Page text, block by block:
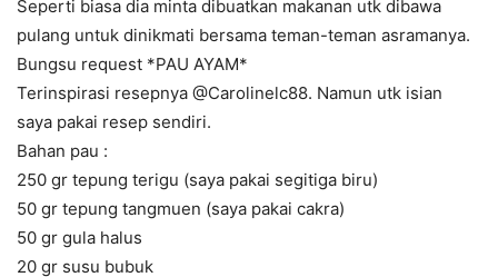
Seperti biasa dia minta dibuatkan makanan utk dibawa
pulang untuk dinikmati bersama teman-teman asramanya.
Bungsu request *PAU AYAM*
Terinspirasi resepnya @Carolinelc88. Namun utk isian
saya pakai resep sendiri.
Bahan pau :
250 gr tepung terigu (saya pakai segitiga biru)
50 gr tepung tangmuen (saya pakai cakra)
50 gr gula halus
20 gr susu bubuk